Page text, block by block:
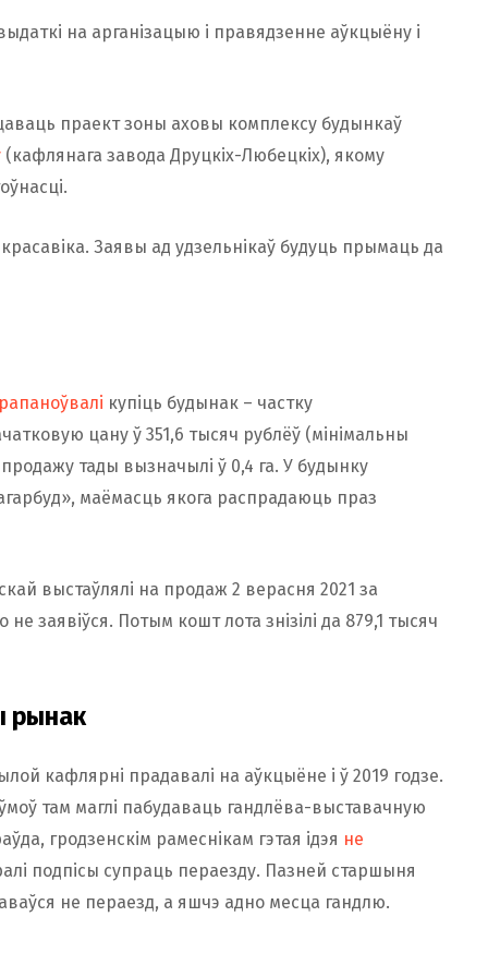
на арганізацыю і правядзенне аўкцыёну і
праект зоны аховы комплексу будынкаў
(кафлянага завода Друцкіх-Любецкіх), якому
Заявы ад удзельнікаў будуць прымаць да
купіць будынак – частку
цану ў 351,6 тысяч рублёў (мінімальны
тады вызначылі ў 0,4 га. У будынку
маёмасць якога распрадаюць праз
выстаўлялі на продаж 2 верасня 2021 за
заявіўся. Потым кошт лота знізілі да 879,1 тысяч
рынак
кафлярні прадавалі на аўкцыёне і ў 2019 годзе.
там маглі пабудаваць гандлёва-выставачную
гродзенскім рамеснікам гэтая ідэя не
подпісы супраць пераезду. Пазней старшыня
не пераезд, а яшчэ адно месца гандлю.